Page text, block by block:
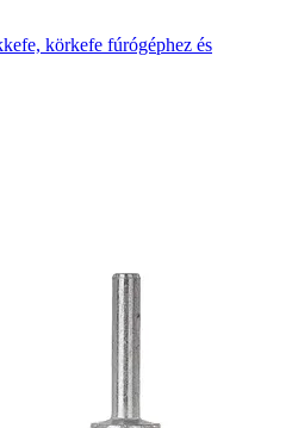
körkefe fúrógéphez és